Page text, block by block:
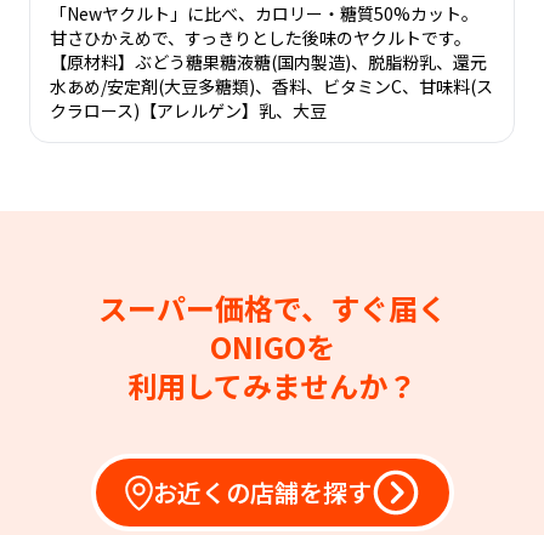
「Newヤクルト」に比べ、カロリー・糖質50%カット。
甘さひかえめで、すっきりとした後味のヤクルトです。
【原材料】ぶどう糖果糖液糖(国内製造)、脱脂粉乳、還元
水あめ/安定剤(大豆多糖類)、香料、ビタミンC、甘味料(ス
クラロース)【アレルゲン】乳、大豆
スーパー価格で、すぐ届く
ONIGOを
利用してみませんか？
お近くの店舗を探す